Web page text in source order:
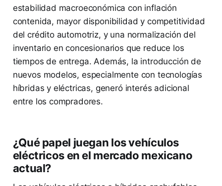
estabilidad macroeconómica con inflación
contenida, mayor disponibilidad y competitividad
del crédito automotriz, y una normalización del
inventario en concesionarios que reduce los
tiempos de entrega. Además, la introducción de
nuevos modelos, especialmente con tecnologías
híbridas y eléctricas, generó interés adicional
entre los compradores.
¿Qué papel juegan los vehículos
eléctricos en el mercado mexicano
actual?